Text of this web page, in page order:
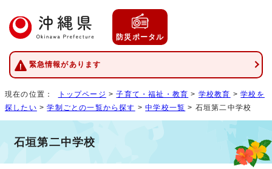
防災ポータル
緊急情報があります
現在の位置： トップページ >子育て・福祉・教育 > 学校教育 >学校を
探したい >学制ごとの一覧から探す >中学校一覧 > 石垣第二中学校
石垣第二中学校